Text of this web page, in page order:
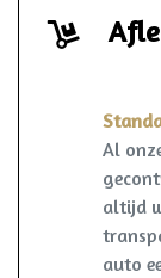
Al
altijd
auto